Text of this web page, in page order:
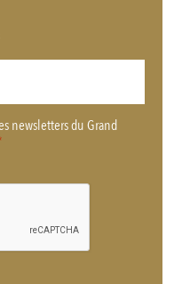
newsletters du Grand